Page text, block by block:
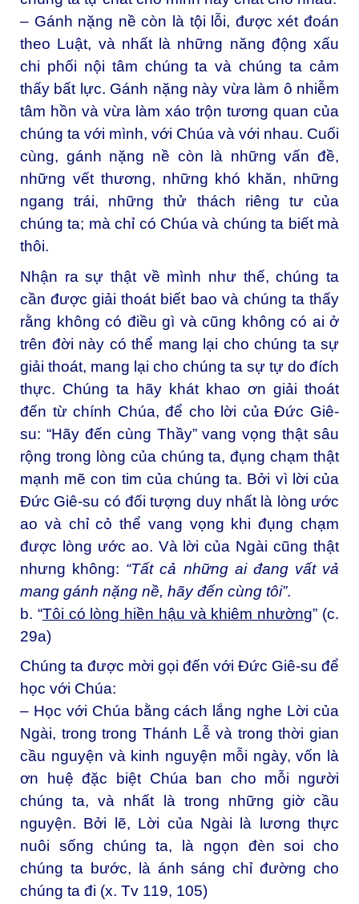
– Gánh nặng nề còn là tội lỗi, được xét đoán
theo Luật, và nhất là những năng động xấu
chi phối nội tâm chúng ta và chúng ta cảm
thấy bất lực. Gánh nặng này vừa làm ô nhiễm
tâm hồn và vừa làm xáo trộn tương quan của
chúng ta với mình, với Chúa và với nhau. Cuối
cùng, gánh nặng nề còn là những vấn đề,
những vết thương, những khó khăn, những
ngang trái, những thử thách riêng tư của
chúng ta; mà chỉ có Chúa và chúng ta biết mà
thôi.
Nhận ra sự thật về mình như thế, chúng ta
cần được giải thoát biết bao và chúng ta thấy
rằng không có điều gì và cũng không có ai ở
trên đời này có thể mang lại cho chúng ta sự
giải thoát, mang lại cho chúng ta sự tự do đích
thực. Chúng ta hãy khát khao ơn giải thoát
đến từ chính Chúa, để cho lời của Đức Giê-
su: “Hãy đến cùng Thầy” vang vọng thật sâu
rộng trong lòng của chúng ta, đụng chạm thật
mạnh mẽ con tim của chúng ta. Bởi vì lời của
Đức Giê-su có đối tượng duy nhất là lòng ước
ao và chỉ cỏ thể vang vọng khi đụng chạm
được lòng ước ao. Và lời của Ngài cũng thật
nhưng không: “Tất cả những ai đang vất vả
mang gánh nặng nề, hãy đến cùng tôi”.
b. “Tôi có lòng hiền hậu và khiêm nhường” (c.
29a)
Chúng ta được mời gọi đến với Đức Giê-su để
học với Chúa:
– Học với Chúa bằng cách lắng nghe Lời của
Ngài, trong trong Thánh Lễ và trong thời gian
cầu nguyện và kinh nguyện mỗi ngày, vốn là
ơn huệ đặc biệt Chúa ban cho mỗi người
chúng ta, và nhất là trong những giờ cầu
nguyện. Bởi lẽ, Lời của Ngài là lương thực
nuôi sống chúng ta, là ngọn đèn soi cho
chúng ta bước, là ánh sáng chỉ đường cho
chúng ta đi (x. Tv 119, 105)